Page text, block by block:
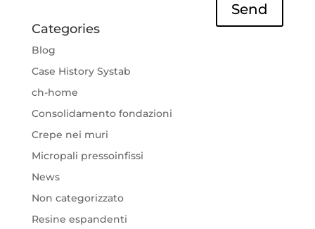
Send
Categories
Blog
Case History Systab
ch-home
Consolidamento fondazioni
Crepe nei muri
Micropali pressoinfissi
News
Non categorizzato
Resine espandenti